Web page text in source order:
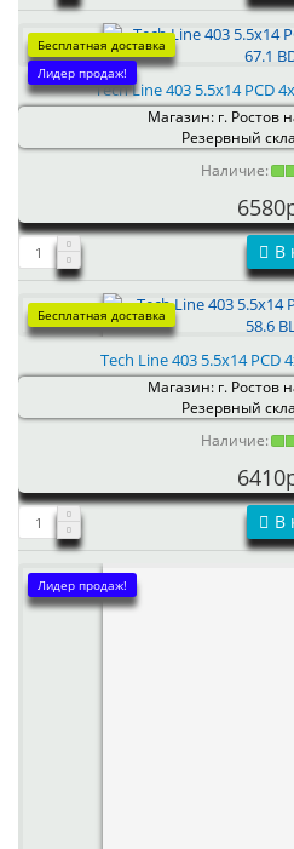
Бесплатная доставка
Лидер продаж!
Tech Line 403 5.5x14 PCD
Магазин: г. Ростов
Резервный
Наличие:
В
Бесплатная доставка
Tech Line 403 5.5x14 PCD
Магазин: г. Ростов
Резервный
Наличие:
В
Лидер продаж!